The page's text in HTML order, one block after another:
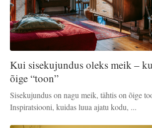
Kui sisekujundus oleks meik –
õige “toon”
Sisekujundus on nagu meik, tähtis on õige
Inspiratsiooni, kuidas luua ajatu kodu, ...